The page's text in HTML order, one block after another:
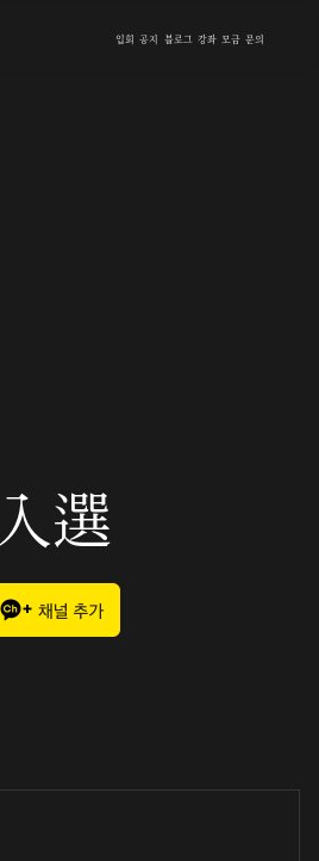
입회 공지 블로그 강좌 모금 문의
入選